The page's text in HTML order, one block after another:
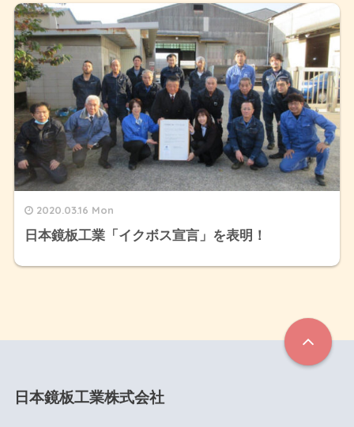
2020.03.16 Mon
日本鏡板工業「イクボス宣言」を表明！
日本鏡板工業株式会社